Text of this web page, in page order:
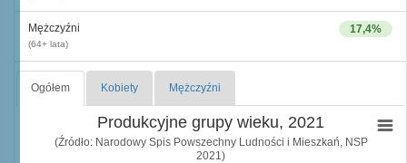
17,4%
Mężczyźni
(64+ lata)
Ogółem Kobiety Mężczyźni
Produkcyjne grupy wieku, 2021
(Źródło: Narodowy Spis Powszechny Ludności i Mieszkań, NSP
2021)